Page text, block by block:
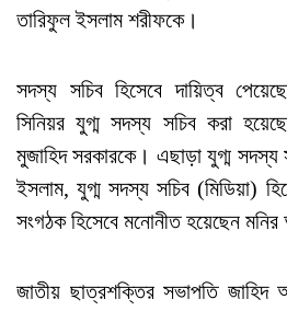
তারিফুল ইসলাম শরীফকে।
সদস্য সচিব হিসেবে দায়িত্ব
সিনিয়র যুগ্ম সদস্য সচিব করা
মুজাহিদ সরকারকে। এছাড়া যুগ্ম সদস্য
ইসলাম, যুগ্ম সদস্য সচিব (মিডিয়া)
সংগঠক হিসেবে মনোনীত হয়েছেন
জাতীয় ছাত্রশক্তির সভাপতি জাহিদ